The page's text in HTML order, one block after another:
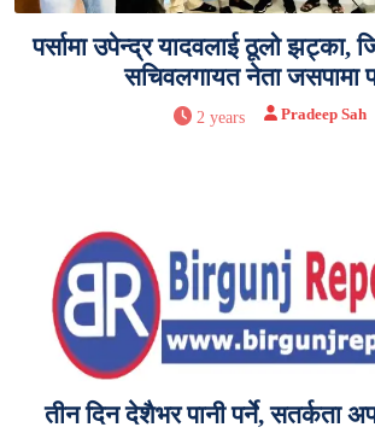
पर्सामा उपेन्द्र यादवलाई ठूलो झट्का,
सचिवलगायत नेता जसपामा
2 years Pradeep Sah
तीन दिन देशैभर पानी पर्ने, सतर्कता